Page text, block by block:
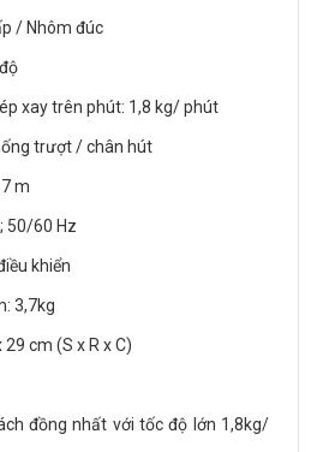
/ Nhôm đúc
xay trên phút: 1,8 kg/ phút
trượt / chân hút
m
50/60 Hz
khiển
3,7kg
cm (S x R x C)
đồng nhất với tốc độ lớn 1,8kg/